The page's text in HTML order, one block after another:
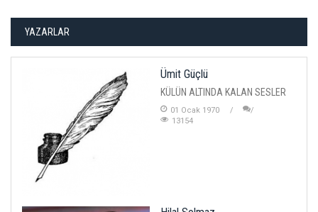
YAZARLAR
Ümit Güçlü
KÜLÜN ALTINDA KALAN SESLER
01 Ocak 1970
13154